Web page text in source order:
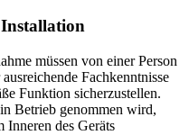
müssen von einer Person
Fachkenntnisse
Funktion sicherzustellen.
Betrieb genommen wird,
Inneren des Geräts